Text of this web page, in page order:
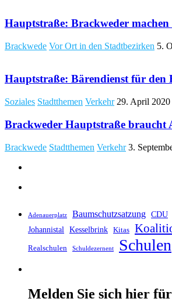
Hauptstraße: Brackweder machen
Brackwede Vor Ort in den Stadtbezirken 5.
Hauptstraße: Bärendienst für den
Soziales Stadtthemen Verkehr 29. April 2020
Brackweder Hauptstraße braucht
Brackwede Stadtthemen Verkehr 3.
Adenauerplatz Baumschutzsatzung CDU
Johannistal Kesselbrink Kitas
Realschulen Schuldezernent Schulen
Melden Sie sich hier